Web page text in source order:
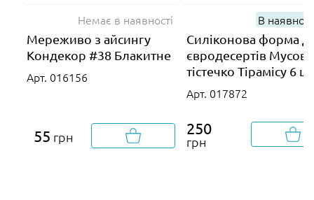
Немає в наявності
Мереживо з айсингу
Кондекор #38 Блакитне
Арт. 016156
55 грн
В
Силіконова форма
євродесертів Мусове
тістечко Тірамісу 6
Арт. 017872
250
грн